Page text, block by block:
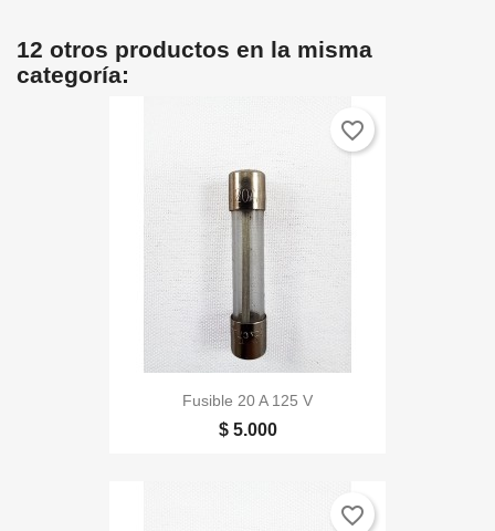
12 otros productos en la misma
categoría:
Fusible 20 A 125 V
$ 5.000
favorite_border
favorite_border